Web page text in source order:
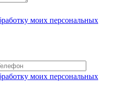
моих персональных
моих персональных